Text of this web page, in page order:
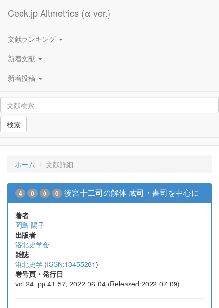
Ceek.jp Altmetrics (α ver.)
文献ランキング
新着文献
新着投稿
検索
ホーム 文献詳細
4 0 0 0 後宮十二司の解体 蔵司・書司を中心に
著者
岡島 陽子
出版者
洛北史学会
雑誌
洛北史学 (ISSN:13455281)
巻号頁・発行日
vol.24, pp.41-57, 2022-06-04 (Released:2022-07-09)